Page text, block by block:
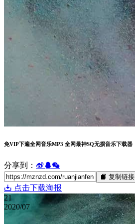
免VIP下遍全网音乐MP3 全网最神SQ无损音乐下载器
分享到：
复制链接
点击下载海报
21
2020/07